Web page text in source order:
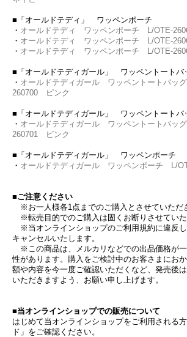
■「オールドテディ」 ワッペンポーチ
・ オールドテディ ワッペンポーチ L/OTE-
・ オールドテディ ワッペンポーチ L/OTE-
・ オールドテディ ワッペンポーチ L/OTE-
■「オールドテディガール」 ワッペントートバ
・ オールドテディガール ワッペントートバッ
260700 ピンク
■「オールドテディガール」 ワッペントートバ
・ オールドテディガール ワッペントートバッ
260701 ピンク
■「オールドテディガール」 ワッペンポーチ
・ オールドテディガール ワッペンポーチ L/
■ご注意ください
※お一人様各1点までのご購入とさせていただ
※転売目的でのご購入は固くお断りさせていた
※当オンラインショップのご利用規約に違反
キャンセルいたします。
※この商品は、メルカリなどでの出品価格が
性があります。購入をご検討中のお客さまにお
額や内容を今一度ご確認いただくなど、発売後
いただきますよう、お願い申し上げます。
■当オンラインショップでの販売について
はじめて当オンラインショップをご利用される
ド」をご確認ください。